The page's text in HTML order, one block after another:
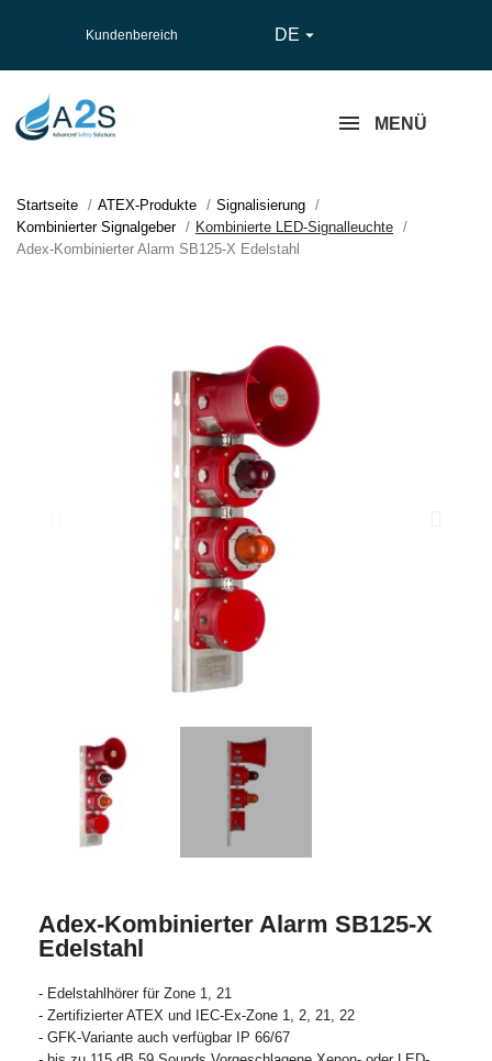
Kundenbereich DE 
MENÜ
Startseite ATEX-Produkte
Signalisierung
Kombinierter Signalgeber
Kombinierte LED-Signalleuchte
Adex-Kombinierter Alarm SB125-X Edelstahl
Adex-Kombinierter Alarm SB125-X
Edelstahl
- Edelstahlhörer für Zone 1, 21
- Zertifizierter ATEX und IEC-Ex-Zone 1, 2, 21, 22
- GFK-Variante auch verfügbar IP 66/67